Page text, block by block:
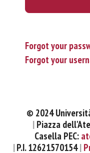
Forgot your
Forgot your
© 2024
Piazza
Casella PEC:
P.I. 12621570154